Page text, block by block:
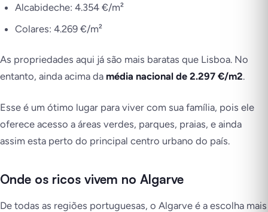
Alcabideche: 4.354 €/m²
Colares: 4.269 €/m²
As propriedades aqui já são mais baratas que Lisboa. No
entanto, ainda acima da média nacional de 2.297 €/m2.
Esse é um ótimo lugar para viver com sua família, pois ele
oferece acesso a áreas verdes, parques, praias, e ainda
assim esta perto do principal centro urbano do país.
Onde os ricos vivem no Algarve
De todas as regiões portuguesas, o Algarve é a escolha mais